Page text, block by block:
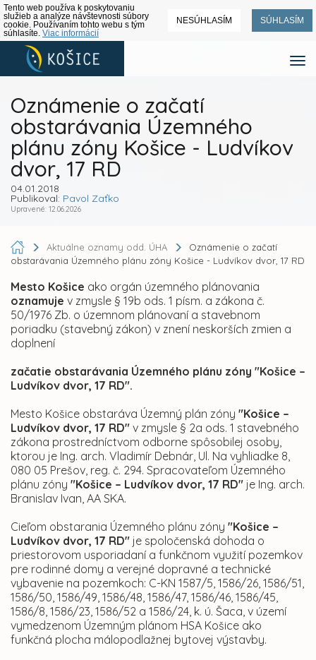
Tento web používa k poskytovaniu
služieb a analýze návštevnosti súbory
cookie. Používaním tohto webu s tým
súhlasíte. Viac informácií
NESÚHLASÍM SÚHLASÍM
Oznámenie o začatí
obstarávania Územného
plánu zóny Košice - Ludvíkov
dvor, 17 RD
04.01.2018
Publikoval: Pavol Zaťko
Upravené: 12.06.2026
Aktuálne oznamy odd. ÚHA
Oznámenie o začatí
obstarávania Územného plánu zóny Košice - Ludvíkov dvor, 17 RD
Mesto Košice ako orgán územného plánovania
oznamuje v zmysle § 19b ods. 1 písm. a zákona č.
50/1976 Zb. o územnom plánovaní a stavebnom
poriadku (stavebný zákon) v znení neskorších zmien a
doplnení
začatie obstarávania Územného plánu zóny "Košice –
Ludvíkov dvor, 17 RD".
Mesto Košice obstaráva Územný plán zóny "Košice –
Ludvíkov dvor, 17 RD" v zmysle § 2a ods. 1 stavebného
zákona prostredníctvom odborne spôsobilej osoby,
ktorou je Ing. arch. Vladimír Debnár, Ul. Na vyhliadke 8,
080 05 Prešov, reg. č. 294. Spracovateľom Územného
plánu zóny "Košice – Ludvíkov dvor, 17 RD" je Ing. arch.
Branislav Ivan, AA SKA.
Cieľom obstarania Územného plánu zóny "Košice –
Ludvíkov dvor, 17 RD" je spoločenská dohoda o
priestorovom usporiadaní a funkčnom využití pozemkov
pre rodinné domy a verejné dopravné a technické
vybavenie na pozemkoch: C-KN 1587/5, 1586/26, 1586/51,
1586/50, 1586/49, 1586/48, 1586/47, 1586/46, 1586/45,
1586/8, 1586/23, 1586/52 a 1586/24, k. ú. Šaca, v území
vymedzenom Územným plánom HSA Košice ako
funkčná plocha málopodlažnej bytovej výstavby.